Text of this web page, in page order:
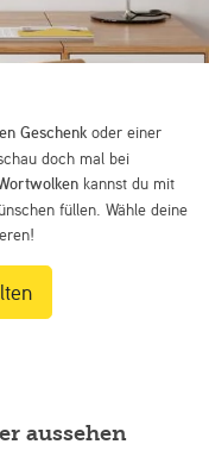
Geschenk oder einer
doch mal bei
kannst du mit
füllen. Wähle deine
aussehen